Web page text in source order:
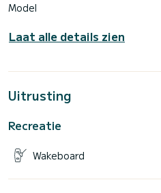
Model
Laat alle details zien
Uitrusting
Recreatie
Wakeboard